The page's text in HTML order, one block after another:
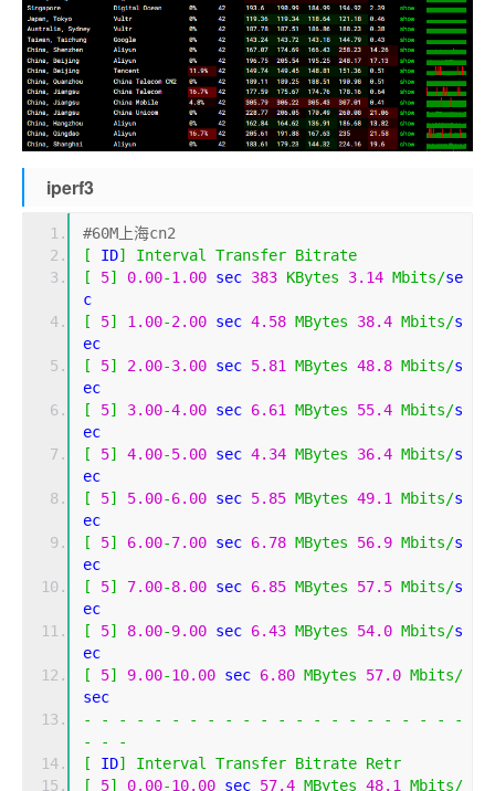
iperf3
#60M上海cn2
[
ID] Interval Transfer Bitrate
[
5] 0.00-1.00 sec 383 KBytes 3.14 Mbits/se
c
[
5] 1.00-2.00 sec 4.58 MBytes 38.4 Mbits/s
ec
[
5] 2.00-3.00 sec 5.81 MBytes 48.8 Mbits/s
ec
[
5] 3.00-4.00 sec 6.61 MBytes 55.4 Mbits/s
ec
[
5] 4.00-5.00 sec 4.34 MBytes 36.4 Mbits/s
ec
[
5] 5.00-6.00 sec 5.85 MBytes 49.1 Mbits/s
ec
[
5] 6.00-7.00 sec 6.78 MBytes 56.9 Mbits/s
ec
[
5] 7.00-8.00 sec 6.85 MBytes 57.5 Mbits/s
ec
[
5] 8.00-9.00 sec 6.43 MBytes 54.0 Mbits/s
ec
[
5] 9.00-10.00 sec 6.80 MBytes 57.0 Mbits/
sec
-
- - - - - - - - - - - - - - - - - - - -
-
-
-
-
[
ID] Interval Transfer Bitrate Retr
[
5] 0.00-10.00 sec 57.4 MBytes 48.1 Mbits/